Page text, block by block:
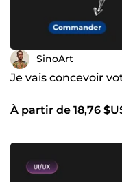
SinoArt
Je vais concevoir
À partir de 18,76